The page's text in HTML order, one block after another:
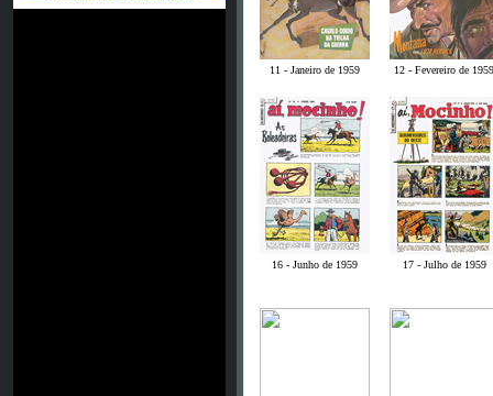
11 - Janeiro de 1959 12 - Fevereiro de 1959
16 - Junho de 1959 17 - Julho de 1959